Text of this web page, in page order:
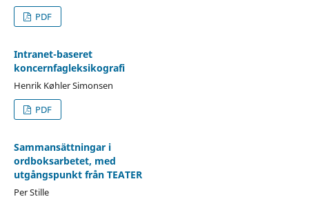
PDF
Intranet-baseret
koncernfagleksikografi
Henrik Køhler Simonsen
PDF
Sammansättningar i
ordboksarbetet, med
utgångspunkt från TEATER
Per Stille